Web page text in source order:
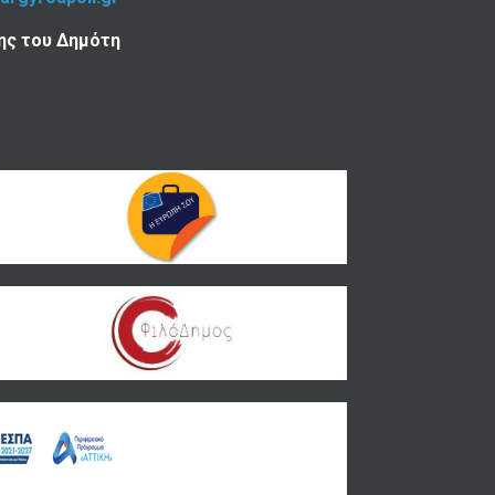
του Δημότη